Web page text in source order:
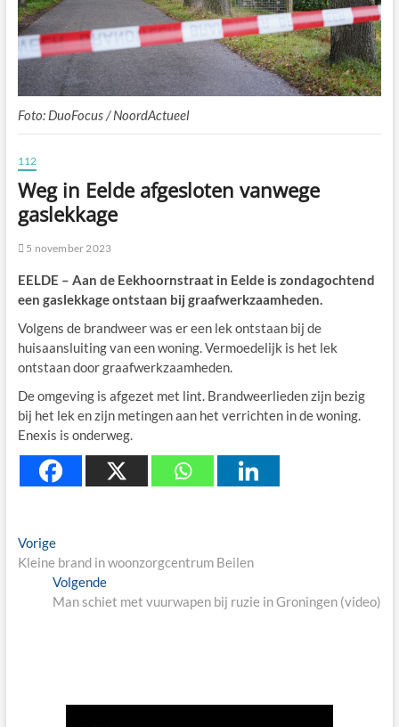
Foto: DuoFocus / NoordActueel
112
Weg in Eelde afgesloten vanwege
gaslekkage
5 november 2023
EELDE – Aan de Eekhoornstraat in Eelde is zondagochtend
een gaslekkage ontstaan bij graafwerkzaamheden.
Volgens de brandweer was er een lek ontstaan bij de
huisaansluiting van een woning. Vermoedelijk is het lek
ontstaan door graafwerkzaamheden.
De omgeving is afgezet met lint. Brandweerlieden zijn bezig
bij het lek en zijn metingen aan het verrichten in de woning.
Enexis is onderweg.
Berichtnavigatie
VorigePrevious
post:
Kleine brand in woonzorgcentrum Beilen
VolgendeNext
post:
Man schiet met vuurwapen bij ruzie in Groningen (video)